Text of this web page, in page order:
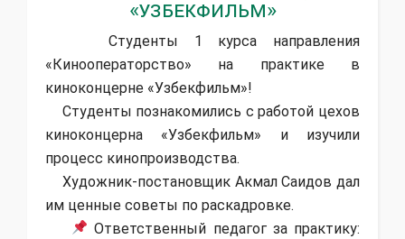
«Узбекфильм»
Студенты 1 курса направления
«Кинооператорство» на практике в
киноконцерне «Узбекфильм»!
Студенты познакомились с работой цехов
киноконцерна «Узбекфильм» и изучили
процесс кинопроизводства.
Художник-постановщик Акмал Саидов дал
им ценные советы по раскадровке.
Ответственный педагог за практику: